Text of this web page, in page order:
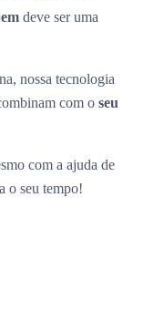
deve ser uma
nossa tecnologia
com o seu
com a ajuda de
o seu tempo!